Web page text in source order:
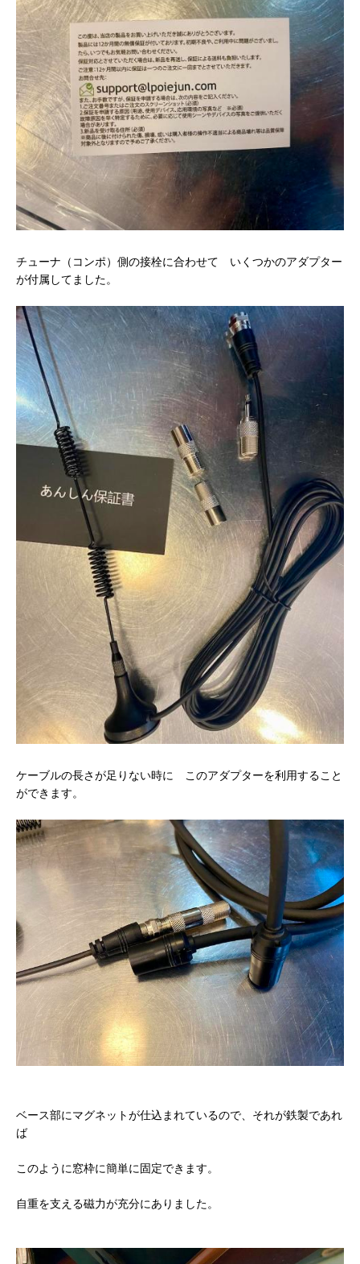
チューナ（コンポ）側の接栓に合わせて いくつかのアダプター
が付属してました。
ケーブルの長さが足りない時に このアダプターを利用すること
ができます。
ベース部にマグネットが仕込まれているので、それが鉄製であれ
ば
このように窓枠に簡単に固定できます。
自重を支える磁力が充分にありました。